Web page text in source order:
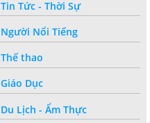
Tin Tức - Thời Sự
Người Nổi Tiếng
Thế thao
Giáo Dục
Du Lịch - Ẩm Thực